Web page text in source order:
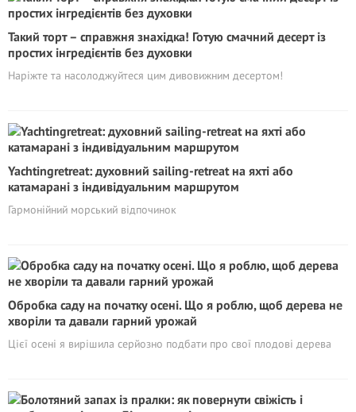
Такий торт – справжня знахідка! Готую смачний десерт із
простих інгредієнтів без духовки
Наріжте та насолоджуйтеся цим дивовижним десертом!
Yachtingretreat: духовний sailing-retreat на яхті або
катамарані з індивідуальним маршрутом
Гармонійний морський відпочинок
Обробка саду на початку осені. Що я роблю, щоб дерева не
хворіли та давали гарний урожай
Цієї осені я вирішила серйозно подбати про свої плодові дерева